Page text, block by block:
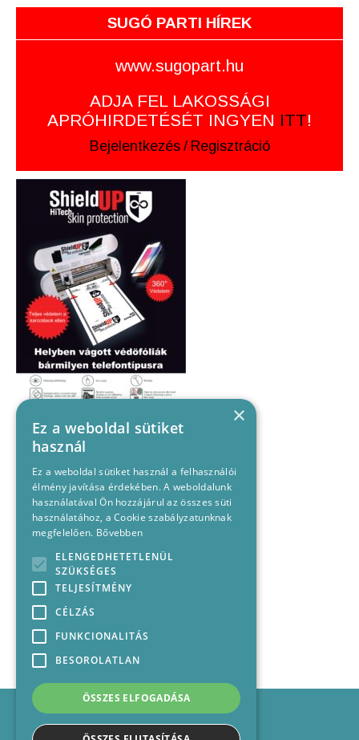
SUGÓ PARTI HÍREK
www.sugopart.hu
ADJA FEL LAKOSSÁGI
APRÓHIRDETÉSÉT INGYEN ITT!
Bejelentkezés / Regisztráció
Impresszum
×
Ez a weboldal sütiket
használ
Ez a weboldal sütiket használ a felhasználói
élmény javítása érdekében. A weboldalunk
használatával Ön hozzájárul az összes süti
használatához, a Cookie szabályzatunknak
megfelelően. Bővebben
ELENGEDHETETLENÜL
SZÜKSÉGES
TELJESÍTMÉNY
CÉLZÁS
FUNKCIONALITÁS
BESOROLATLAN
ÖSSZES ELFOGADÁSA